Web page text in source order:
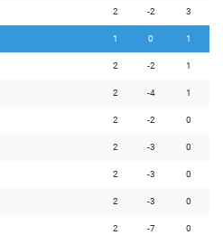
2 -2 3
1 0 1
2 -2 1
2 -4 1
2 -2 0
2 -3 0
2 -3 0
2 -3 0
2 -7 0